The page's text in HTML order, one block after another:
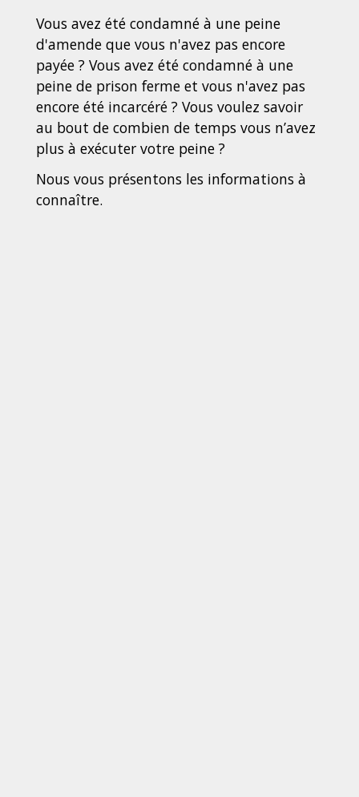
Vous avez été condamné à une peine
d'amende que vous n'avez pas encore
payée ? Vous avez été condamné à une
peine de prison ferme et vous n'avez pas
encore été incarcéré ? Vous voulez savoir
au bout de combien de temps vous n’avez
plus à exécuter votre peine ?
Nous vous présentons les informations à
connaître.